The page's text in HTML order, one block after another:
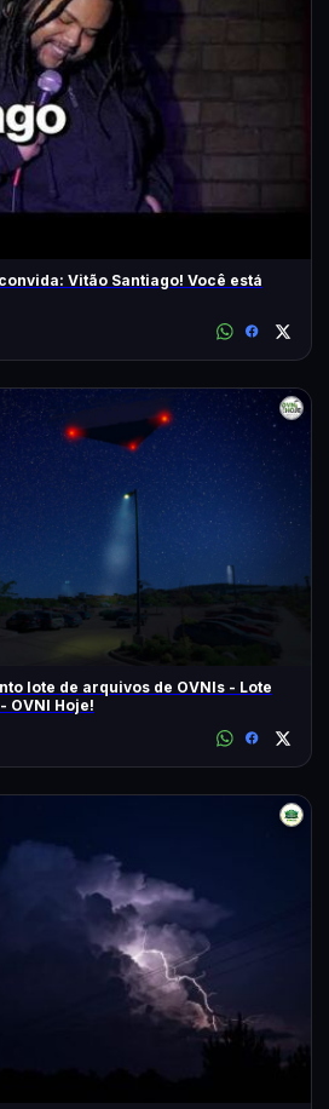
Vitão Santiago! Você está
lote de arquivos de OVNIs - Lote
OVNI Hoje!